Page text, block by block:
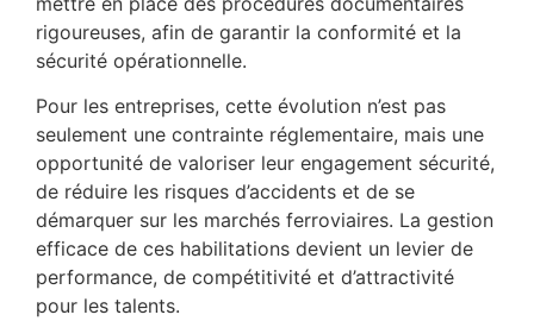
rigoureuses, afin de garantir la conformité et la
sécurité opérationnelle.
Pour les entreprises, cette évolution n’est pas
seulement une contrainte réglementaire, mais une
opportunité de valoriser leur engagement sécurité,
de réduire les risques d’accidents et de se
démarquer sur les marchés ferroviaires. La gestion
efficace de ces habilitations devient un levier de
performance, de compétitivité et d’attractivité
pour les talents.